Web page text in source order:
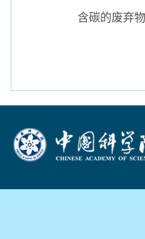
含碳的废弃物